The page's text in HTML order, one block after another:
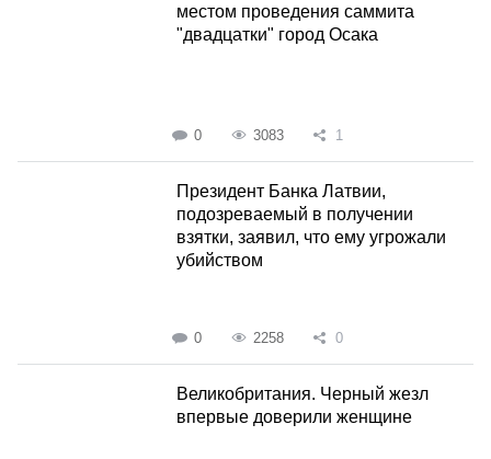
местом проведения саммита
"двадцатки" город Осака
0 3083 1
Президент Банка Латвии,
подозреваемый в получении
взятки, заявил, что ему угрожали
убийством
0 2258 0
Великобритания. Черный жезл
впервые доверили женщине